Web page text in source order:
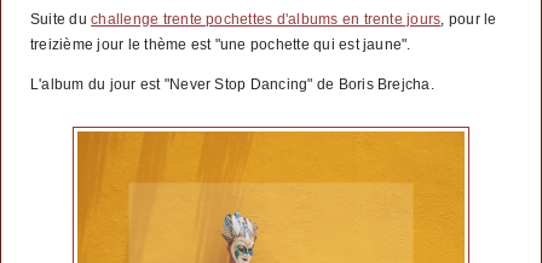
Suite duchallenge trente pochettes d'albums en trente jours, pour le
treizième jour le thème est "une pochette qui est jaune".
L'album du jour est "Never Stop Dancing" de Boris Brejcha.